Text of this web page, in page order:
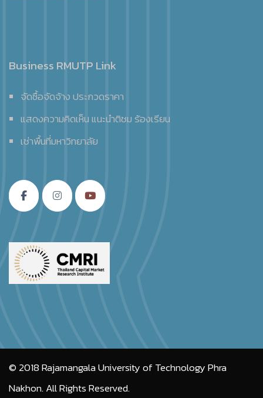
Business RMUTP Link
จัดซื้อจัดจ้าง ประกวดราคา
แสดงความคิดเห็น แนะนำติชม ร้องเรียน
เช่าพื้นที่มหาวิทยาลัย
© 2018Rajamangala University of Technology Phra
Nakhon.All Rights Reserved.